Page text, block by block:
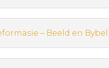
– Beeld en Bybel